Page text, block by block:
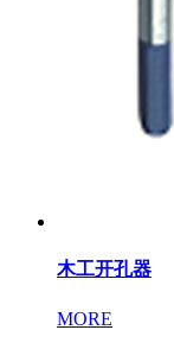
木工开孔器
MORE